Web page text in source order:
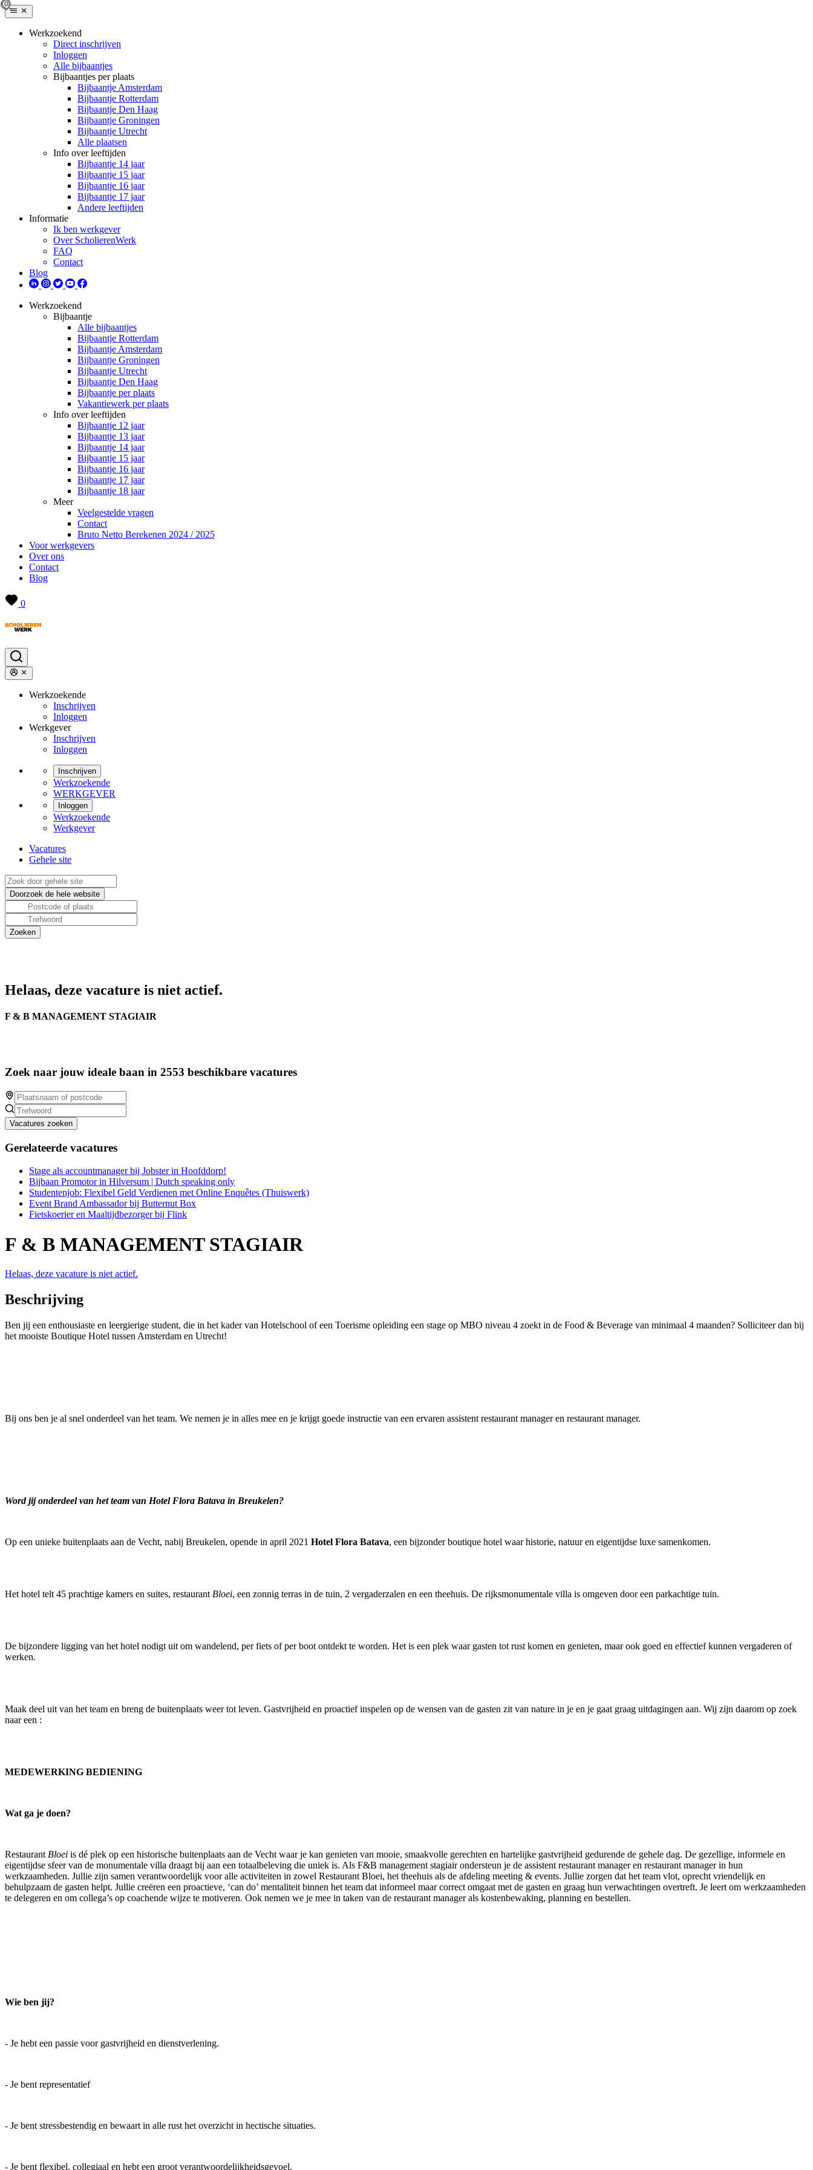
Werkzoekend
Direct inschrijven
Inloggen
Alle bijbaantjes
Bijbaantjes per plaats
Bijbaantje Amsterdam
Bijbaantje Rotterdam
Bijbaantje Den Haag
Bijbaantje Groningen
Bijbaantje Utrecht
Alle plaatsen
Info over leeftijden
Bijbaantje 14 jaar
Bijbaantje 15 jaar
Bijbaantje 16 jaar
Bijbaantje 17 jaar
Andere leeftijden
Informatie
Ik ben werkgever
Over ScholierenWerk
FAQ
Contact
Blog
Werkzoekend
Bijbaantje
Alle bijbaantjes
Bijbaantje Rotterdam
Bijbaantje Amsterdam
Bijbaantje Groningen
Bijbaantje Utrecht
Bijbaantje Den Haag
Bijbaantje per plaats
Vakantiewerk per plaats
Info over leeftijden
Bijbaantje 12 jaar
Bijbaantje 13 jaar
Bijbaantje 14 jaar
Bijbaantje 15 jaar
Bijbaantje 16 jaar
Bijbaantje 17 jaar
Bijbaantje 18 jaar
Meer
Veelgestelde vragen
Contact
Bruto Netto Berekenen 2024 / 2025
Voor werkgevers
Over ons
Contact
Blog
0
Werkzoekende
Inschrijven
Inloggen
Werkgever
Inschrijven
Inloggen
Inschrijven
Werkzoekende
WERKGEVER
Inloggen
Werkzoekende
Werkgever
Vacatures
Gehele site
Helaas, deze vacature is niet actief.
F & B MANAGEMENT STAGIAIR
Zoek naar jouw ideale baan in 2553 beschikbare vacatures
Vacatures zoeken
Gerelateerde vacatures
Stage als accountmanager bij Jobster in Hoofddorp!
Bijbaan Promotor in Hilversum | Dutch speaking only
Studentenjob: Flexibel Geld Verdienen met Online Enquêtes (Thuiswerk)
Event Brand Ambassador bij Butternut Box
Fietskoerier en Maaltijdbezorger bij Flink
F & B MANAGEMENT STAGIAIR
Helaas, deze vacature is niet actief.
Beschrijving
Ben jij een enthousiaste en leergierige student, die in het kader van Hotelschool of een Toerisme opleiding een stage op MBO niveau 4 zoekt in de Food & Beverage van minimaal 4 maanden? Solliciteer dan bij
het mooiste Boutique Hotel tussen Amsterdam en Utrecht!
Bij ons ben je al snel onderdeel van het team. We nemen je in alles mee en je krijgt goede instructie van een ervaren assistent restaurant manager en restaurant manager.
Word jij onderdeel van het team van Hotel Flora Batava in Breukelen?
Op een unieke buitenplaats aan de Vecht, nabij Breukelen, opende in april 2021 Hotel Flora Batava, een bijzonder boutique hotel waar historie, natuur en eigentijdse luxe samenkomen.
Het hotel telt 45 prachtige kamers en suites, restaurant Bloei, een zonnig terras in de tuin, 2 vergaderzalen en een theehuis. De rijksmonumentale villa is omgeven door een parkachtige tuin.
De bijzondere ligging van het hotel nodigt uit om wandelend, per fiets of per boot ontdekt te worden. Het is een plek waar gasten tot rust komen en genieten, maar ook goed en effectief kunnen vergaderen of
werken.
Maak deel uit van het team en breng de buitenplaats weer tot leven. Gastvrijheid en proactief inspelen op de wensen van de gasten zit van nature in je en je gaat graag uitdagingen aan. Wij zijn daarom op zoek
naar een :
MEDEWERKING BEDIENING
Wat ga je doen?
Restaurant Bloei is dé plek op een historische buitenplaats aan de Vecht waar je kan genieten van mooie, smaakvolle gerechten en hartelijke gastvrijheid gedurende de gehele dag. De gezellige, informele en
eigentijdse sfeer van de monumentale villa draagt bij aan een totaalbeleving die uniek is. Als F&B management stagiair ondersteun je de assistent restaurant manager en restaurant manager in hun
werkzaamheden. Jullie zijn samen verantwoordelijk voor alle activiteiten in zowel Restaurant Bloei, het theehuis als de afdeling meeting & events. Jullie zorgen dat het team vlot, oprecht vriendelijk en
behulpzaam de gasten helpt. Jullie creëren een proactieve, ‘can do’ mentaliteit binnen het team dat informeel maar correct omgaat met de gasten en graag hun verwachtingen overtreft. Je leert om werkzaamheden
te delegeren en om collega’s op coachende wijze te motiveren. Ook nemen we je mee in taken van de restaurant manager als kostenbewaking, planning en bestellen.
Wie ben jij?
- Je hebt een passie voor gastvrijheid en dienstverlening.
- Je bent representatief
- Je bent stressbestendig en bewaart in alle rust het overzicht in hectische situaties.
- Je bent flexibel, collegiaal en hebt een groot verantwoordelijkheidsgevoel.